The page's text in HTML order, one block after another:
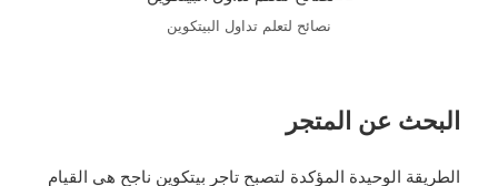
نصائح لتعلم تداول البيتكوين
البحث عن المتجر
الطريقة الوحيدة المؤكدة لتصبح تاجر بيتكوين ناجح هي القيام